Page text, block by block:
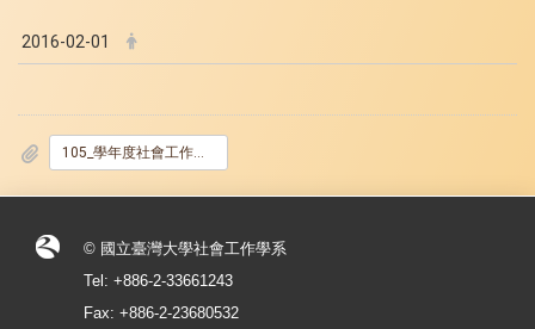
2016-02-01
105_學年度社會工作學系暑期國外實習錄取名單.pdf
© 國立臺灣大學社會工作學系
Tel: +886-2-33661243
Fax: +886-2-23680532